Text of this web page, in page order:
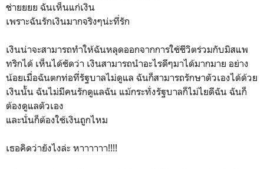
ช่ายยยย ฉันเห็นแก่เงิน
เพราะฉันรักเงินมากจริงๆน่ะที่รัก
เงินน่าจะสามารถทำให้ฉันหลุดออกจากการใช้ชีวิตร่วมกับมิสแพ
ทริกได้ เห็นได้ชัดว่า เงินสามารถนำอะไรดีๆมาได้มากมาย อย่าง
น้อยเมื่อฉันตกท่อที่รัฐบาลไม่ดูแล ฉันก็สามารถรักษาตัวเองได้ด้วย
เงินนั้น ฉันไม่มีคนรักดูแลฉัน แม้กระทั่งรัฐบาลก็ไม่ไยดีฉัน ฉันก็
ต้องดูแลตัวเอง
และนั่นก็ต้องใช้เงินถูกไหม
เธอคิดว่ายังไงล่ะ หาาาาาา!!!!